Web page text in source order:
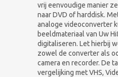
vrij eenvoudige manier
naar DVD of harddisk.
analoge videoconverter
beeldmateriaal van Uw
digitaliseren. Let hierbij
zowel de converter als
camera en recorder. De
vergelijking met VHS,